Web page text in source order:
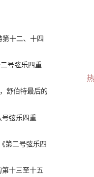
十二、十四
号弦乐四重
舒伯特最后的
弦乐四重
第二号弦乐四
十三至十五